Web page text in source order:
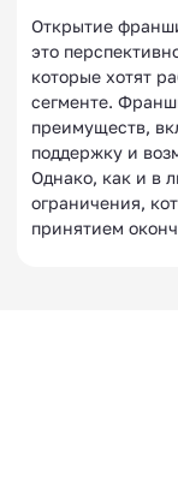
Открытие
это
которые хотят
сегменте.
преимуществ,
поддержку и
Однако, как и в
ограничения,
принятием